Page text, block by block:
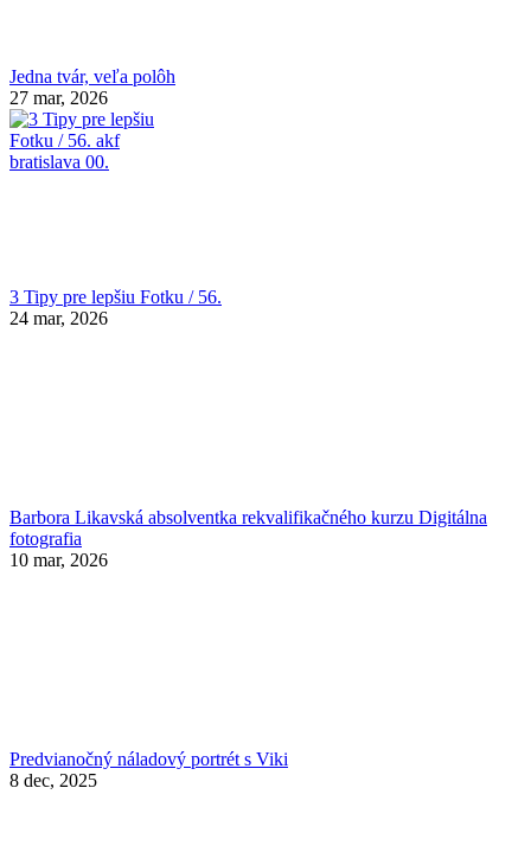
Jedna tvár, veľa polôh
27 mar, 2026
3 Tipy pre lepšiu Fotku / 56.
24 mar, 2026
Barbora Likavská absolventka rekvalifikačného kurzu Digitálna
fotografia
10 mar, 2026
Predvianočný náladový portrét s Viki
8 dec, 2025